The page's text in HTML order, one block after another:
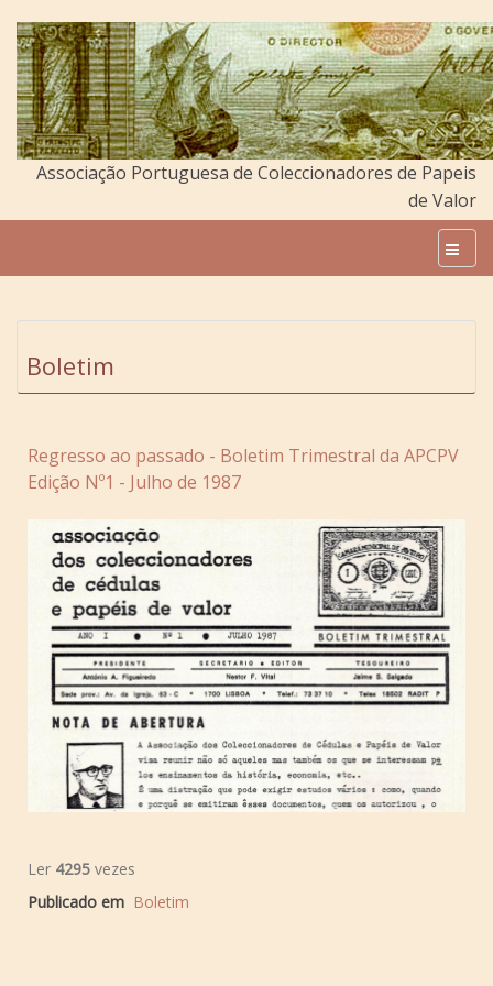
Associação Portuguesa de Coleccionadores de Papeis
de Valor
Boletim
Regresso ao passado - Boletim Trimestral da APCPV
Edição Nº1 - Julho de 1987
Ler 4295 vezes
Publicado em Boletim